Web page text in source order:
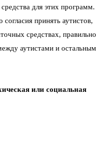
для этих программ.
принять аутистов,
средствах, правильно
аутистами и остальным
или социальная